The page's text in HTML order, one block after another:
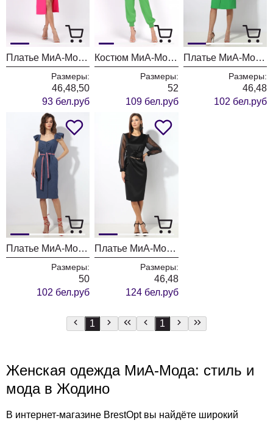
Платье МиА-Мода 1456
Размеры:
46,48,50
93 бел.руб
Костюм МиА-Мода 1455-1
Размеры:
52
109 бел.руб
Платье МиА-Мода 1449-2
Размеры:
46,48
102 бел.руб
Платье МиА-Мода 1449
Размеры:
50
102 бел.руб
Платье МиА-Мода 1388 черный
Размеры:
46,48
124 бел.руб
1 1
Женская одежда МиА-Мода: стиль и
мода в Жодино
В интернет-магазине BrestOpt вы найдёте широкий